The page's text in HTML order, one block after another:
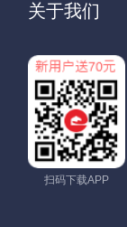
关于我们
扫码下载APP